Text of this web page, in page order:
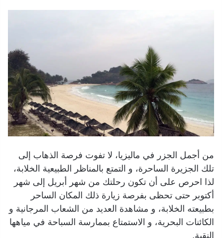
من أجمل الجزر في ماليزيا، لا تفوت فرصة الذهاب إلى
تلك الجزيرة الساحرة، و التمتع بالمناظر الطبيعية الخلابة،
لذا احرص على أن تكون رحلتك من شهر أبريل إلى شهر
أكتوبر حتى تحظى بفرصة زيارة ذلك المكان الساحر
بطبيعته الخلابة، و مشاهدة العديد من الشعاب المرجانية و
الكائنات البحرية، و الاستمتاع بممارسة السباحة في مياهها
النقية.